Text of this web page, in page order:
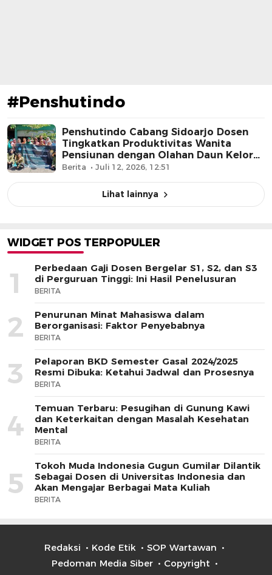
#Penshutindo
Penshutindo Cabang Sidoarjo Dosen
Tingkatkan Produktivitas Wanita
Pensiunan dengan Olahan Daun Kelor
yang Bergizi
Berita Juli 12, 2026, 12:51
Lihat lainnya
WIDGET POS TERPOPULER
1
Perbedaan Gaji Dosen Bergelar S1, S2, dan S3
di Perguruan Tinggi: Ini Hasil Penelusuran
BERITA
2
Penurunan Minat Mahasiswa dalam
Berorganisasi: Faktor Penyebabnya
BERITA
3
Pelaporan BKD Semester Gasal 2024/2025
Resmi Dibuka: Ketahui Jadwal dan Prosesnya
BERITA
4
Temuan Terbaru: Pesugihan di Gunung Kawi
dan Keterkaitan dengan Masalah Kesehatan
Mental
BERITA
5
Tokoh Muda Indonesia Gugun Gumilar Dilantik
Sebagai Dosen di Universitas Indonesia dan
Akan Mengajar Berbagai Mata Kuliah
BERITA
Redaksi Kode Etik
SOP Wartawan
Pedoman Media Siber
Copyright